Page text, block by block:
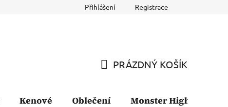
Přihlášení Registrace
KOŠÍK
PRÁZDNÝ KOŠÍK
Kenové Oblečení Monster High